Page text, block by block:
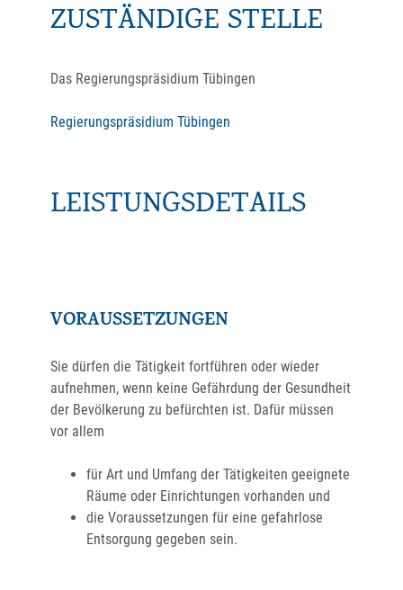
ZUSTÄNDIGE STELLE
Das Regierungspräsidium Tübingen
Regierungspräsidium Tübingen
LEISTUNGSDETAILS
VORAUSSETZUNGEN
Sie dürfen die Tätigkeit fortführen oder wieder
aufnehmen, wenn keine Gefährdung der Gesundheit
der Bevölkerung zu befürchten ist. Dafür müssen
vor allem
für Art und Umfang der Tätigkeiten geeignete
Räume oder Einrichtungen vorhanden und
die Voraussetzungen für eine gefahrlose
Entsorgung gegeben sein.